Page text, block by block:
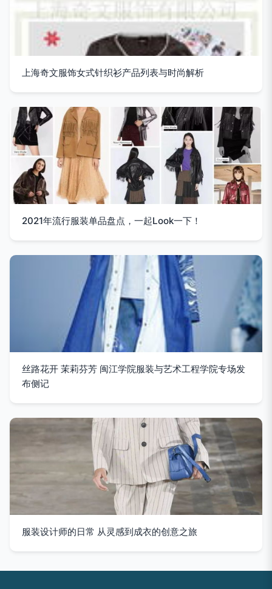
上海奇文服饰女式针织衫产品列表与时尚解析
2021年流行服装单品盘点，一起Look一下！
丝路花开 茉莉芬芳 闽江学院服装与艺术工程学院专场发
布侧记
服装设计师的日常 从灵感到成衣的创意之旅